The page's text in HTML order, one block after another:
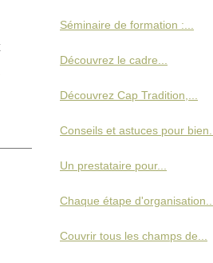
Séminaire de formation :...
Découvrez le cadre...
Découvrez Cap Tradition,...
Conseils et astuces pour bien...
Un prestataire pour...
Chaque étape d'organisation...
Couvrir tous les champs de...